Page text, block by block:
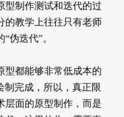
型制作测试和迭代的过
的教学上往往只有老师
伪迭代”。
型都能够非常低成本的
制完成，所以，真正限
层面的原型制作，而是